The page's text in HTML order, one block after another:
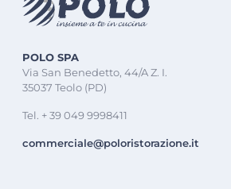
POLO SPA
Via San Benedetto, 44/A Z. I.
35037 Teolo (PD)
Tel. + 39 049 9998411
commerciale@poloristorazione.it